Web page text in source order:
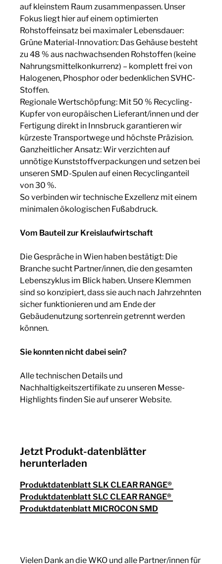
auf kleinstem Raum zusammenpassen. Unser
Fokus liegt hier auf einem optimierten
Rohstoffeinsatz bei maximaler Lebensdauer:
Grüne Material-Innovation: Das Gehäuse besteht
zu 48 % aus nachwachsenden Rohstoffen (keine
Nahrungsmittelkonkurrenz) – komplett frei von
Halogenen, Phosphor oder bedenklichen SVHC-
Stoffen.
Regionale Wertschöpfung: Mit 50 % Recycling-
Kupfer von europäischen Lieferant/innen und der
Fertigung direkt in Innsbruck garantieren wir
kürzeste Transportwege und höchste Präzision.
Ganzheitlicher Ansatz: Wir verzichten auf
unnötige Kunststoffverpackungen und setzen bei
unseren SMD-Spulen auf einen Recyclinganteil
von 30 %.
So verbinden wir technische Exzellenz mit einem
minimalen ökologischen Fußabdruck.
Vom Bauteil zur Kreislaufwirtschaft
Die Gespräche in Wien haben bestätigt: Die
Branche sucht Partner/innen, die den gesamten
Lebenszyklus im Blick haben. Unsere Klemmen
sind so konzipiert, dass sie auch nach Jahrzehnten
sicher funktionieren und am Ende der
Gebäudenutzung sortenrein getrennt werden
können.
Sie konnten nicht dabei sein?
Alle technischen Details und
Nachhaltigkeitszertifikate zu unseren Messe-
Highlights finden Sie auf unserer Website.
Jetzt Produkt-datenblätter
herunterladen
Produktdatenblatt SLK CLEAR RANGE®
Produktdatenblatt SLC CLEAR RANGE®
Produktdatenblatt MICROCON SMD
Vielen Dank an die WKO und alle Partner/innen für